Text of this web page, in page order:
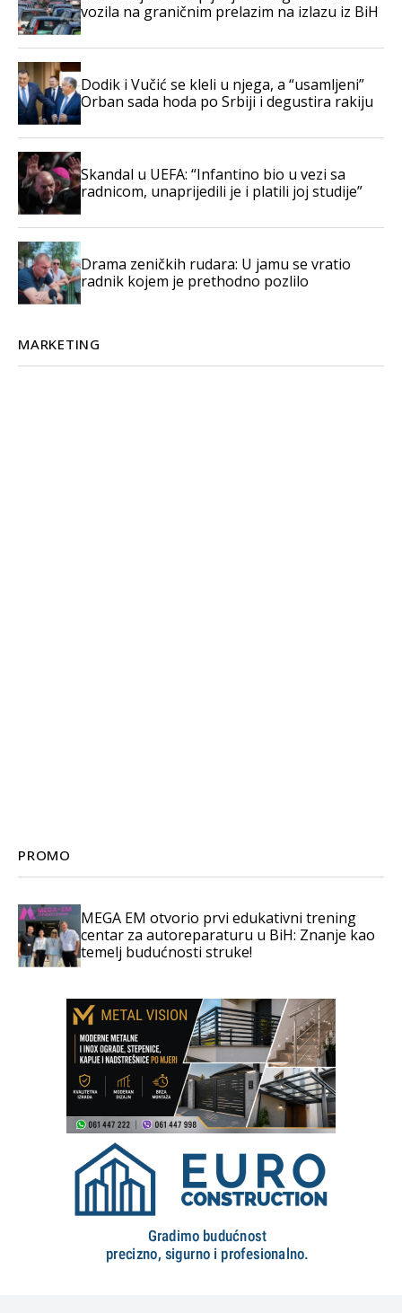
vozila na graničnim prelazim na izlazu iz BiH
Dodik i Vučić se kleli u njega, a “usamljeni”
Orban sada hoda po Srbiji i degustira rakiju
Skandal u UEFA: “Infantino bio u vezi sa
radnicom, unaprijedili je i platili joj studije”
Drama zeničkih rudara: U jamu se vratio
radnik kojem je prethodno pozlilo
MARKETING
PROMO
MEGA EM otvorio prvi edukativni trening
centar za autoreparaturu u BiH: Znanje kao
temelj budućnosti struke!